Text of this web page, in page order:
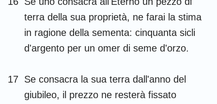
terra della sua proprietà, ne farai la stima
in ragione della sementa: cinquanta sicli
d'argento per un omer di seme d'orzo.
17 Se consacra la sua terra dall'anno del
giubileo, il prezzo ne resterà fissato